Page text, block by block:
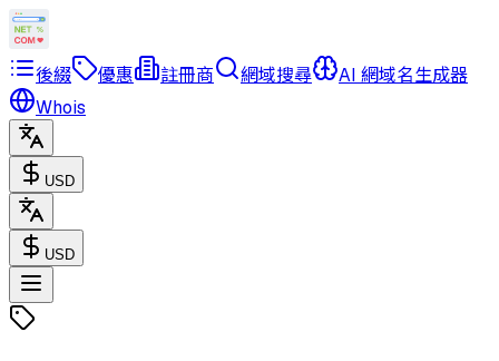
後綴 優惠 註冊商 網域搜尋
AI 網域名生成器
Whois
USD
USD